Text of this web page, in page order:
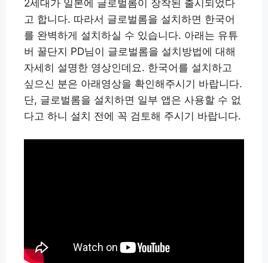
2세대가 일본에 글로벌롬이 장착된 출시되었다
고 합니다. 따라서 글로벌롬을 설치하면 한국어
를 완벽하게 설치하실 수 있습니다. 아래는 유튜
버 꿀단지 PD님이 글로벌롬을 설치방법에 대해
자세히 설명한 영상인데요. 한국어를 설치하고
싶으신 분은 아래영상을 확인해주시기 바랍니다.
단, 글로벌롬을 설치하면 일부 앱은 사용할 수 없
다고 하니 설치 전에 꼭 검토해 주시기 바랍니다.